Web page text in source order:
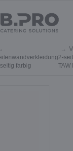
farbig
2-
TAW